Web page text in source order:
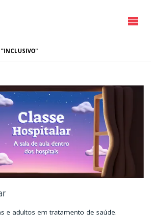
"INCLUSIVO"
e adultos em tratamento de saúde.